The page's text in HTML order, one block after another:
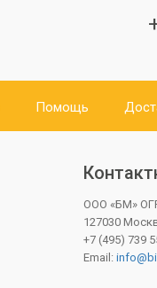
Помощь
ООО «БМ»
127030
+7 (495) 739
Email: